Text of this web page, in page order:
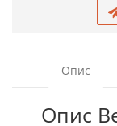
Опис
Опис